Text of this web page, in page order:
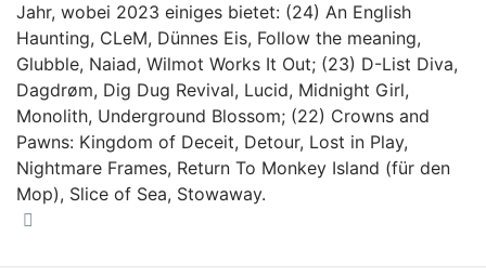
Jahr, wobei 2023 einiges bietet: (24) An English
Haunting, CLeM, Dünnes Eis, Follow the meaning,
Glubble, Naiad, Wilmot Works It Out; (23) D-List Diva,
Dagdrøm, Dig Dug Revival, Lucid, Midnight Girl,
Monolith, Underground Blossom; (22) Crowns and
Pawns: Kingdom of Deceit, Detour, Lost in Play,
Nightmare Frames, Return To Monkey Island (für den
Mop), Slice of Sea, Stowaway.